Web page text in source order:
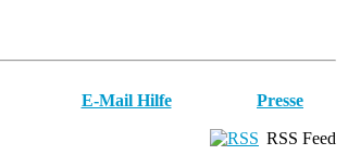
E-Mail Hilfe Presse
RSS Feed